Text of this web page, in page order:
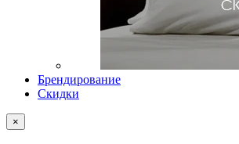
Брендирование
Скидки
×